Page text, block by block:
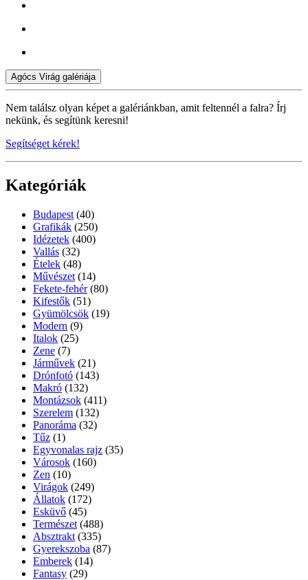
Agócs Virág galériája
Nem találsz olyan képet a galériánkban, amit feltennél a falra? Írj
nekünk, és segítünk keresni!
Segítséget kérek!
Kategóriák
Budapest (40)
Grafikák (250)
Idézetek (400)
Vallás (32)
Ételek (48)
Művészet (14)
Fekete-fehér (80)
Kifestők (51)
Gyümölcsök (19)
Modern (9)
Italok (25)
Zene (7)
Járművek (21)
Drónfotó (143)
Makró (132)
Montázsok (411)
Szerelem (132)
Panoráma (32)
Tűz (1)
Egyvonalas rajz (35)
Városok (160)
Zen (10)
Virágok (249)
Állatok (172)
Esküvő (45)
Természet (488)
Absztrakt (335)
Gyerekszoba (87)
Emberek (14)
Fantasy (29)